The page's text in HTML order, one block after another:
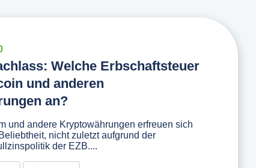
Welche Erbschaftsteuer
und anderen
an?
und andere Kryptowährungen erfreuen sich
nicht zuletzt aufgrund der
der EZB....